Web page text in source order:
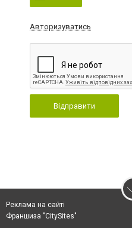
Авторизуватись
Відправити
Реклама на сайті
Франшиза "CitySites"